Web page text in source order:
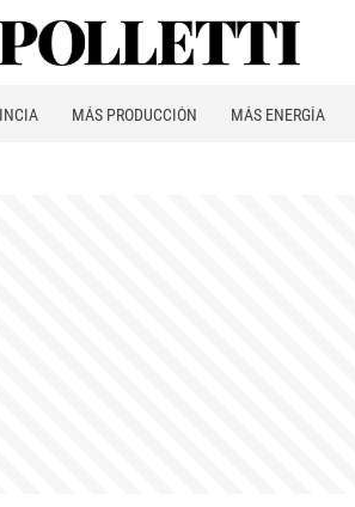
MÁS PRODUCCIÓN MÁS ENERGÍA